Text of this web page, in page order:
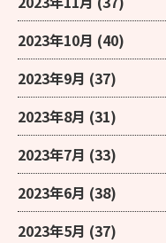
2023年10月 (40)
2023年9月 (37)
2023年8月 (31)
2023年7月 (33)
2023年6月 (38)
2023年5月 (37)